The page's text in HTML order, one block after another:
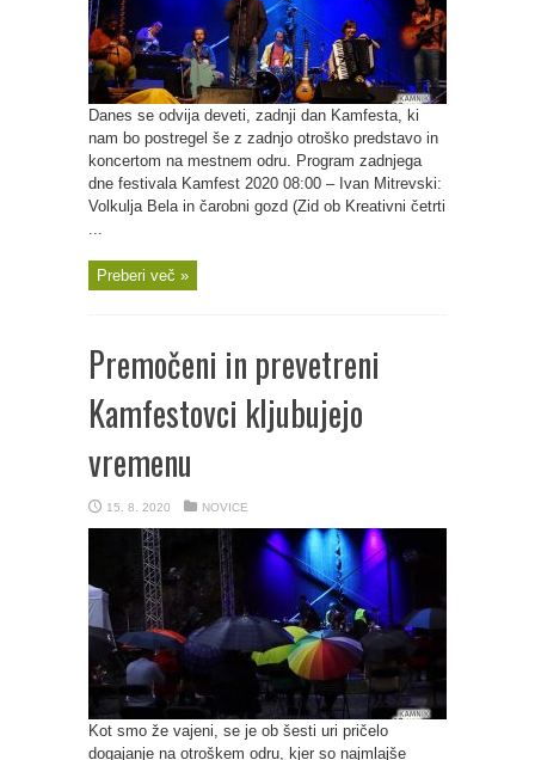
Danes se odvija deveti, zadnji dan Kamfesta, ki
nam bo postregel še z zadnjo otroško predstavo in
koncertom na mestnem odru. Program zadnjega
dne festivala Kamfest 2020 08:00 – Ivan Mitrevski:
Volkulja Bela in čarobni gozd (Zid ob Kreativni četrti
...
Preberi več »
Premočeni in prevetreni
Kamfestovci kljubujejo
vremenu
15. 8. 2020 NOVICE
Kot smo že vajeni, se je ob šesti uri pričelo
dogajanje na otroškem odru, kjer so najmlajše